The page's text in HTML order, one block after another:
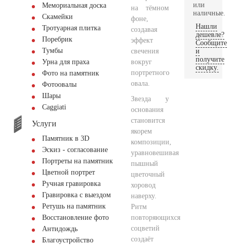
Мемориальная доска
Скамейки
Тротуарная плитка
Поребрик
Тумбы
Урна для праха
Фото на памятник
Фотоовалы
Шары
Сaggiati
Услуги
Памятник в 3D
Эскиз - согласование
Портреты на памятник
Цветной портрет
Ручная гравировка
Гравировка с выездом
Ретушь на памятник
Восстановление фото
Антидождь
Благоустройство
на тёмном
фоне,
создавая
эффект
свечения
вокруг
портретного
овала.
Звезда у
основания
становится
якорем
композиции,
уравновешивая
пышный
цветочный
хоровод
наверху.
Ритм
повторяющихся
соцветий
создаёт
или
наличные.
Нашли
дешевле?
Сообщите
и
получите
скидку.